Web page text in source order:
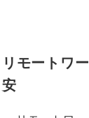
リモートワ
安